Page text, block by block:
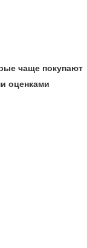
чаще покупают
оценками